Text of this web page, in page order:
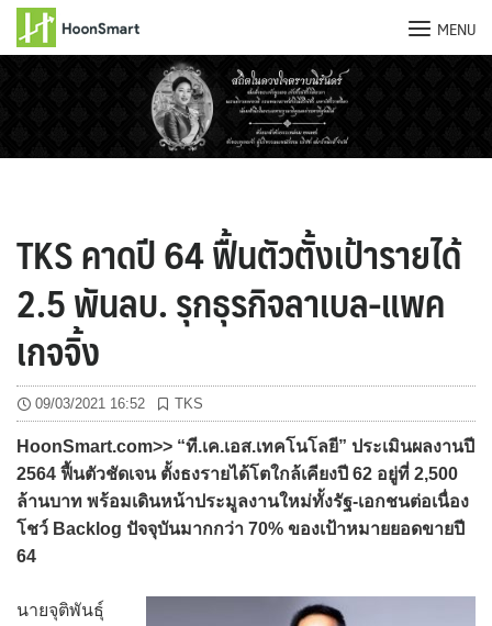
MENU
TKS คาดปี 64 ฟื้นตัวตั้งเป้ารายได้
2.5 พันลบ. รุกธุรกิจลาเบล-แพค
เกจจิ้ง
09/03/2021 16:52 TKS
HoonSmart.com>> “ที.เค.เอส.เทคโนโลยี” ประเมินผลงานปี
2564 ฟื้นตัวชัดเจน ตั้งธงรายได้โตใกล้เคียงปี 62 อยู่ที่ 2,500
ล้านบาท พร้อมเดินหน้าประมูลงานใหม่ทั้งรัฐ-เอกชนต่อเนื่อง
โชว์ Backlog ปัจจุบันมากกว่า 70% ของเป้าหมายยอดขายปี
64
นายจุติพันธุ์